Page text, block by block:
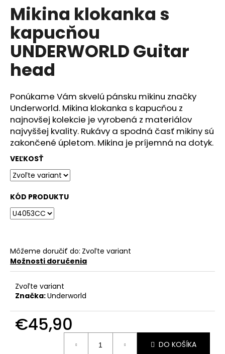
produktu
je
0,0
5
hviezdičiek.
Mikina klokanka s
kapucňou
UNDERWORLD Guitar
head
Ponúkame Vám skvelú pánsku mikinu značky
Underworld. Mikina klokanka s kapucňou z
najnovšej kolekcie je vyrobená z materiálov
najvyššej kvality. Rukávy a spodná časť mikiny sú
zakončené úpletom. Mikina je príjemná na dotyk.
VEĽKOSŤ
KÓD PRODUKTU
Môžeme doručiť do: Zvoľte variant
Možnosti doručenia
Zvoľte variant
Značka:Underworld
€45,90
DO KOŠÍKA
a
m
e
DÁMSKÉ
TRIČKO
€29